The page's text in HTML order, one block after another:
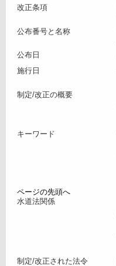
改正条項
公布番号と名称
公布日
施行日
制定/改正の概要
キーワード
ページの先頭へ
水道法関係
制定/改正された法令